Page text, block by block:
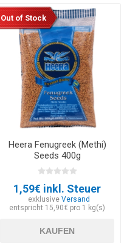
Out of Stock
Heera Fenugreek (Methi)
Seeds 400g
1,59€ inkl. Steuer
exklusive Versand
entspricht 15,90€ pro 1 kg(s)
KAUFEN